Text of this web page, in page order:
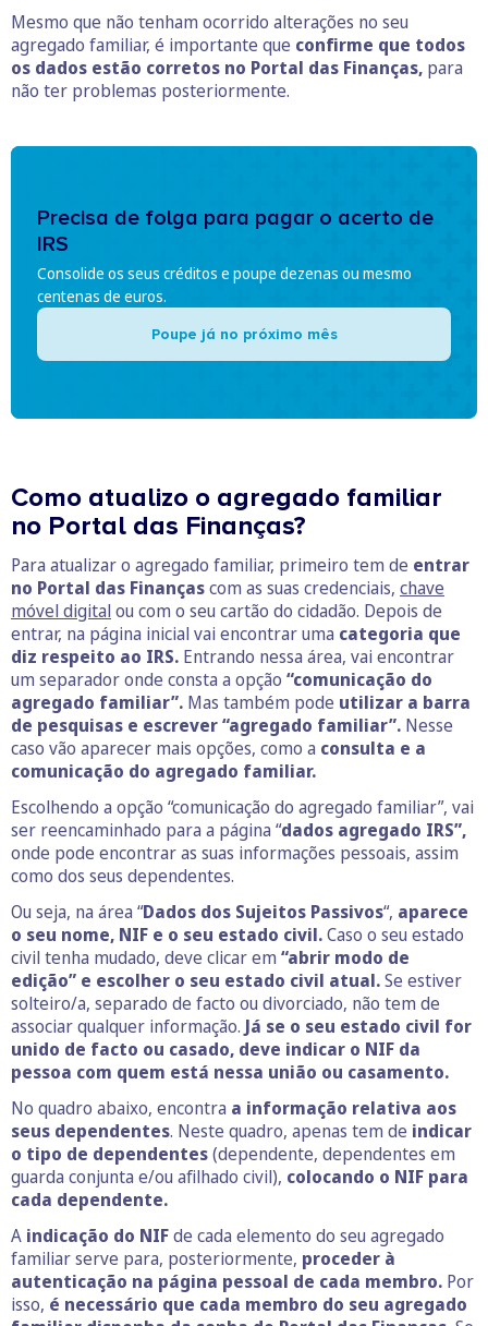
Mesmo que não tenham ocorrido alterações no seu
agregado familiar, é importante que confirme que todos
os dados estão corretos no Portal das Finanças, para
não ter problemas posteriormente.
Precisa de folga para pagar o acerto de
IRS
Consolide os seus créditos e poupe dezenas ou mesmo
centenas de euros.
Poupe já no próximo mês
Como atualizo o agregado familiar
no Portal das Finanças?
Para atualizar o agregado familiar, primeiro tem de entrar
no Portal das Finançascom as suas credenciais, chave
móvel digital ou com o seu cartão do cidadão. Depois de
entrar, na página inicial vai encontrar uma categoria que
diz respeito ao IRS. Entrando nessa área, vai encontrar
um separador onde consta a opção “comunicação do
agregado familiar”. Mas também pode utilizar a barra
de pesquisas e escrever “agregado familiar”. Nesse
caso vão aparecer mais opções, como a consulta e a
comunicação do agregado familiar.
Escolhendo a opção “comunicação do agregado familiar”, vai
ser reencaminhado para a página “dados agregado IRS”,
onde pode encontrar as suas informações pessoais, assim
como dos seus dependentes.
Ou seja, na área “Dados dos Sujeitos Passivos“, aparece
o seu nome, NIF e o seu estado civil.Caso o seu estado
civil tenha mudado, deve clicar em “abrir modo de
edição” e escolher o seu estado civil atual.Se estiver
solteiro/a, separado de facto ou divorciado, não tem de
associar qualquer informação. Já se o seu estado civil for
unido de facto ou casado, deve indicar o NIF da
pessoa com quem está nessa união ou casamento.
No quadro abaixo, encontra a informação relativa aos
seus dependentes. Neste quadro, apenas tem de indicar
o tipo de dependentes(dependente, dependentes em
guarda conjunta e/ou afilhado civil), colocando o NIF para
cada dependente.
A indicação do NIFde cada elemento do seu agregado
familiar serve para, posteriormente, proceder à
autenticação na página pessoal de cada membro. Por
isso, é necessário que cada membro do seu agregado